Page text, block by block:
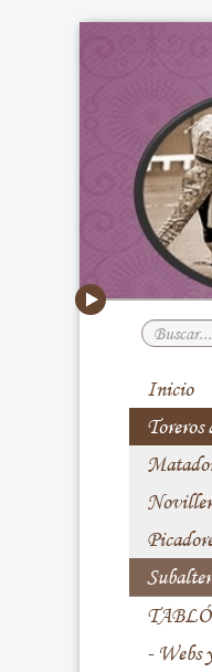
Buscar...
Inicio
Toreros
- Webs